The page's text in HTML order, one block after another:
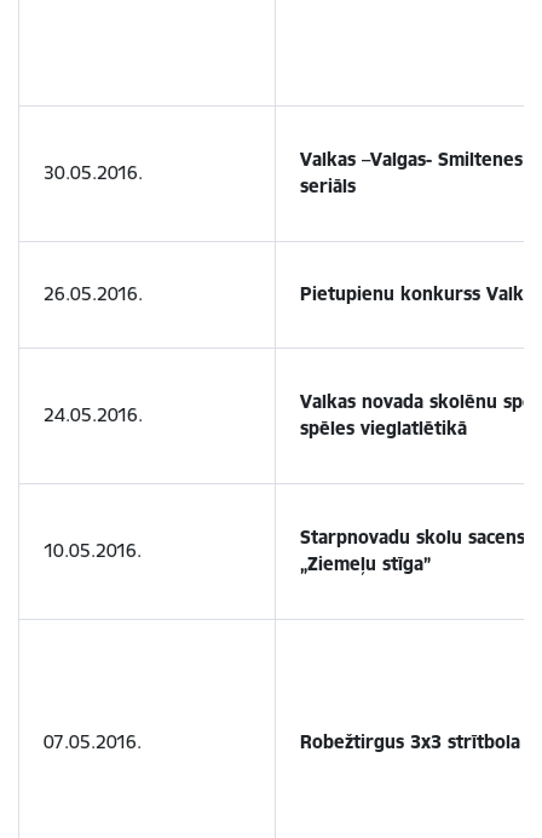
30.05.2016.
Valkas –Valgas- Smiltenes
seriāls
26.05.2016. Pietupienu konkurss Valkā
24.05.2016.
Valkas novada skolēnu
spēles vieglatlētikā
10.05.2016.
Starpnovadu skolu
„Ziemeļu stīga”
07.05.2016. Robežtirgus 3x3 strītbola